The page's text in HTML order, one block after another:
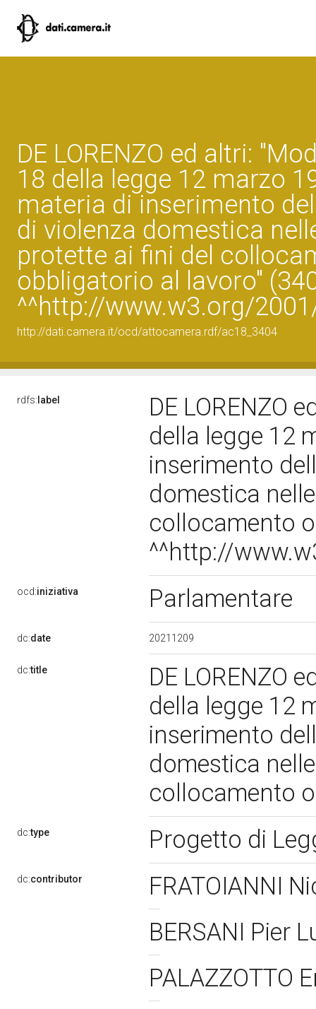
DE LORENZO ed altri:
18 della legge 12 marzo
materia di inserimento
di violenza domestica
protette ai fini del
obbligatorio al lavoro"
^^http://www.w3.org/
http://dati.camera.it/ocd/attocamera.rdf/ac18_3404
rdfs: label
DE LORENZO
della legge 12
inserimento
domestica
collocamento
^^http://
ocd:iniziativa Parlamentare
dc:date 20211209
dc:title
DE LORENZO
della legge 12
inserimento
domestica
collocamento
dc:type Progetto di
dc:contributor
FRATOIANNI
BERSANI Pier
PALAZZOTTO